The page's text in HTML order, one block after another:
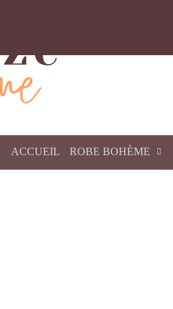
ACCUEIL ROBE BOHÈME